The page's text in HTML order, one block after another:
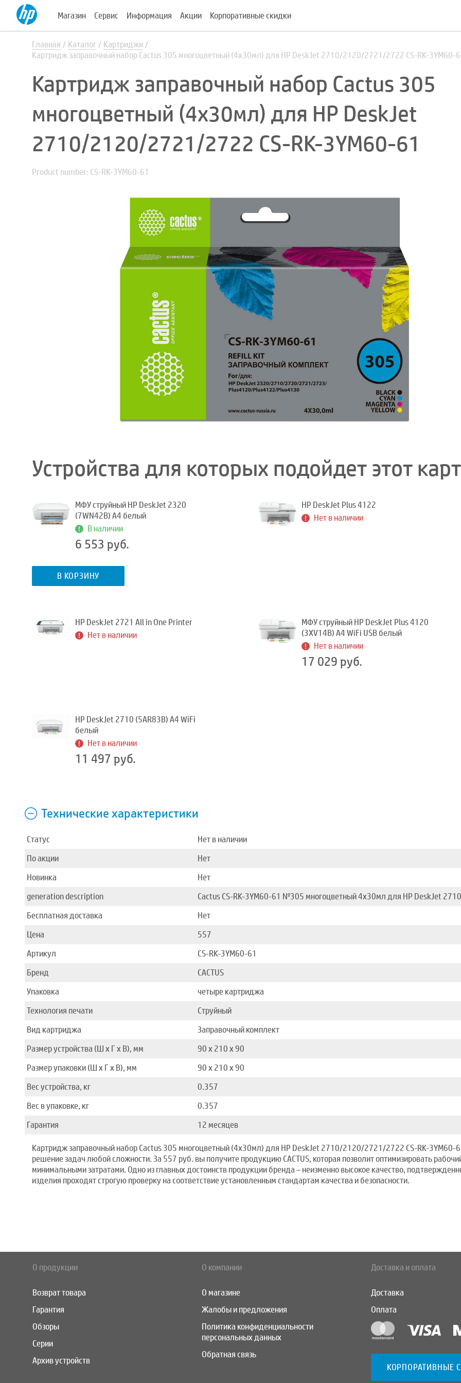
Магазин Сервис Информация Акции Корпоративные скидки
Главная Каталог
Картриджи
Картридж заправочный набор Cactus 305 многоцветный (4x30мл) для HP DeskJet 2710/2120/2721/2722 CS-RK-3YM60-
Картридж заправочный набор Cactus 305
многоцветный (4x30мл) для HP DeskJet
2710/2120/2721/2722 CS-RK-3YM60-61
Product number: CS-RK-3YM60-61
Устройства для которых подойдет этот
МФУ струйный HP DeskJet 2320
(7WN42B) A4 белый
В наличии
6 553 руб.
В КОРЗИНУ
HP DeskJet Plus 4122
Нет в наличии
HP DeskJet 2721 All in One Printer
Нет в наличии
МФУ струйный HP DeskJet Plus 4120
(3XV14B) A4 WiFi USB белый
Нет в наличии
17 029 руб.
HP DeskJet 2710 (5AR83B) A4 WiFi
белый
Нет в наличии
11 497 руб.
Технические характеристики
Статус
Нет в наличии
По акции
Нет
Новинка
Нет
generation description
Cactus CS-RK-3YM60-61 №305 многоцветный 4x30мл для HP DeskJet
Бесплатная доставка
Нет
Цена
557
Артикул
CS-RK-3YM60-61
Бренд
CACTUS
Упаковка
четыре картриджа
Технология печати
Струйный
Вид картриджа
Заправочный комплект
Размер устройства (Ш x Г x В), мм
90 x 210 x 90
Размер упаковки (Ш x Г x В), мм
90 x 210 x 90
Вес устройства, кг
0.357
Вес в упаковке, кг
0.357
Гарантия
12 месяцев
Картридж заправочный набор Cactus 305 многоцветный (4x30мл) для HP DeskJet 2710/2120/2721/2722 CS-RK-3YM60-
решение задач любой сложности. За 557 руб. вы получите продукцию CACTUS, которая позволит оптимизировать
минимальными затратами. Одно из главных достоинств продукции бренда – неизменно высокое качество,
изделия проходят строгую проверку на соответствие установленным стандартам качества и безопасности.
О продукции
Возврат товара
Гарантия
Обзоры
Серии
Архив устройств
О компании
О магазине
Жалобы и предложения
Политика конфиденциальности
персональных данных
Обратная связь
Доставка и оплата
Доставка
Оплата
КОРПОРАТИВНЫЕ